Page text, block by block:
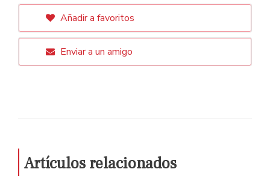
Añadir a favoritos
Enviar a un amigo
Artículos relacionados